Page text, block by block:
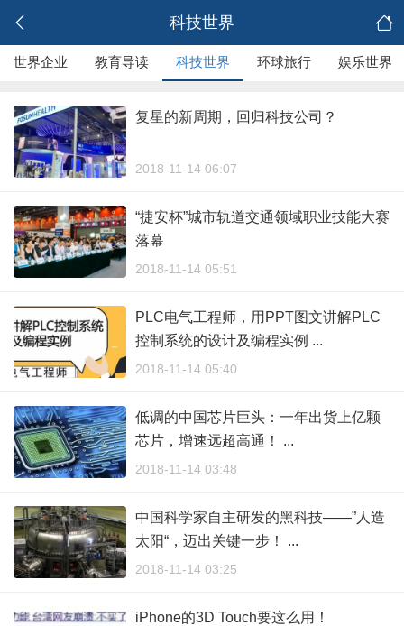
科技世界
世界企业 教育导读 科技世界 环球旅行 娱乐世界
复星的新周期，回归科技公司？
2018-11-14 06:07
“捷安杯”城市轨道交通领域职业技能大赛
落幕
2018-11-14 05:51
PLC电气工程师，用PPT图文讲解PLC
控制系统的设计及编程实例 ...
2018-11-14 05:40
低调的中国芯片巨头：一年出货上亿颗
芯片，增速远超高通！ ...
2018-11-14 03:48
中国科学家自主研发的黑科技——”人造
太阳“，迈出关键一步！ ...
2018-11-14 03:25
iPhone的3D Touch要这么用！